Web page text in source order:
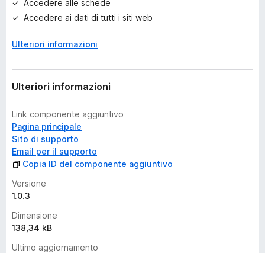
a
l
t
z
i
i
Accedere alle schede
Accedere ai dati di tutti i siti web
Ulteriori informazioni
Ulteriori informazioni
Link componente aggiuntivo
Pagina principale
Sito di supporto
Email per il supporto
Copia ID del componente aggiuntivo
Versione
1.0.3
Dimensione
138,34 kB
Ultimo aggiornamento